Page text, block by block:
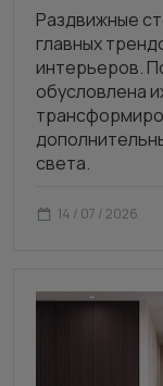
Раздвижные
главных
интерьеров.
обусловлена
света.
14 / 07 / 2026